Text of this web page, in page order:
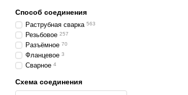
Способ соединения
Раструбная сварка 563
Резьбовое 257
Разъёмное 70
Фланцевое 3
Сварное 4
Схема соединения